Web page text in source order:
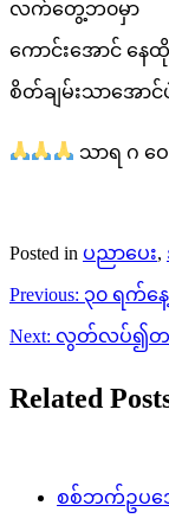
လက်တွေ့ဘ၀မှာ
ကောင်းအောင် နေထို
စိတ်ချမ်းသာအောင်ပဲ
သာရ ဂ ဝ
Posted in ပညာပေး,
Post
navigation
Previous: ၃၀ ရက်န
Next: လွတ်လပ်၍တရ
Related
စစ်ဘက်ဥပဒ